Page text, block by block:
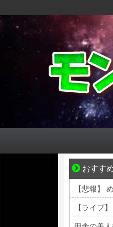
おすす
【マンガ】
【悲報】
【ライブ